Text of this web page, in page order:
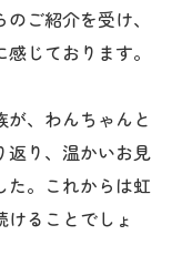
ご紹介を受け、
じております。
、わんちゃんと
返り、温かいお見
た。これからは虹
ることでしょ